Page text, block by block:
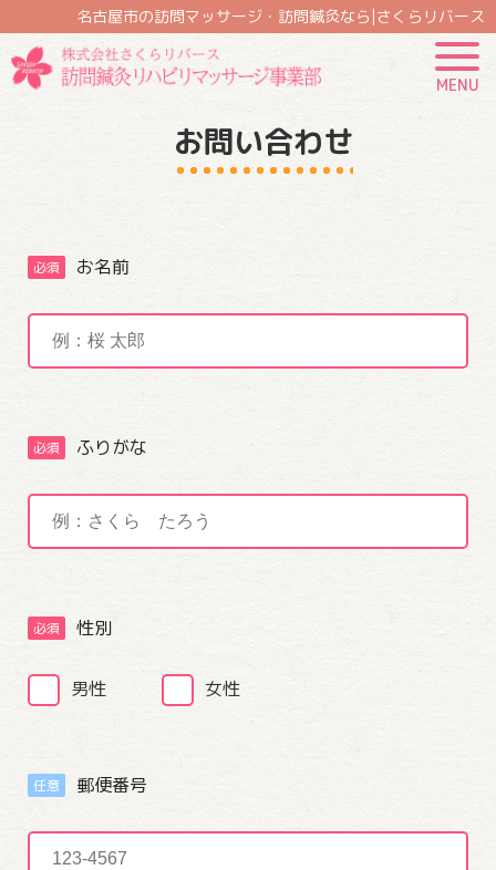
名古屋市の訪問マッサージ・訪問鍼灸なら|さくらリバース
MENU
お問い合わせ
必須 お名前
必須 ふりがな
必須 性別
男性 女性
任意 郵便番号